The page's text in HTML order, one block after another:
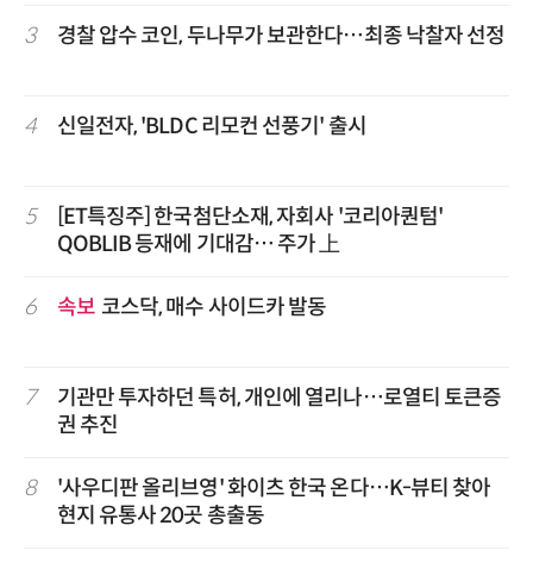
3 경찰 압수 코인, 두나무가 보관한다…최종 낙찰자 선정
4 신일전자, 'BLDC 리모컨 선풍기' 출시
5
[ET특징주] 한국첨단소재, 자회사 '코리아퀀텀'
QOBLIB 등재에 기대감… 주가 上
6 속보 코스닥, 매수 사이드카 발동
7
기관만 투자하던 특허, 개인에 열리나…로열티 토큰증
권 추진
8
'사우디판 올리브영' 화이츠 한국 온다…K-뷰티 찾아
현지 유통사 20곳 총출동